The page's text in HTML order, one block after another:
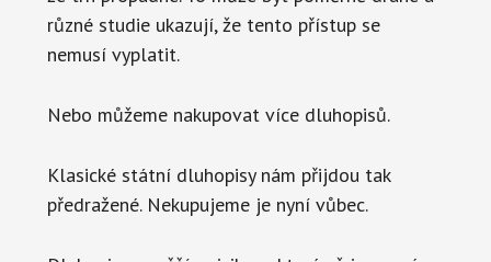
různé studie ukazují, že tento přístup se
nemusí vyplatit.
Nebo můžeme nakupovat více dluhopisů.
Klasické státní dluhopisy nám přijdou tak
předražené. Nekupujeme je nyní vůbec.